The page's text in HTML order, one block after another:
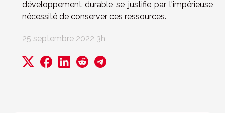
développement durable se justifie par l'impérieuse
nécessité de conserver ces ressources.
25 septembre 2022 3h